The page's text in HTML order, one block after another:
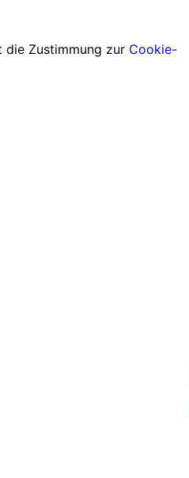
die Zustimmung zur Cookie-